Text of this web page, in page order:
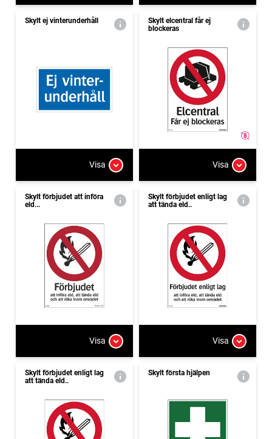
Skylt ej vinterunderhåll
Visa
Skylt elcentral får ej
blockeras
Visa
Skylt förbjudet att införa
eld...
Visa
Skylt förbjudet enligt lag
att tända eld..
Visa
Skylt förbjudet enligt lag
att tända eld..
Skylt första hjälpen